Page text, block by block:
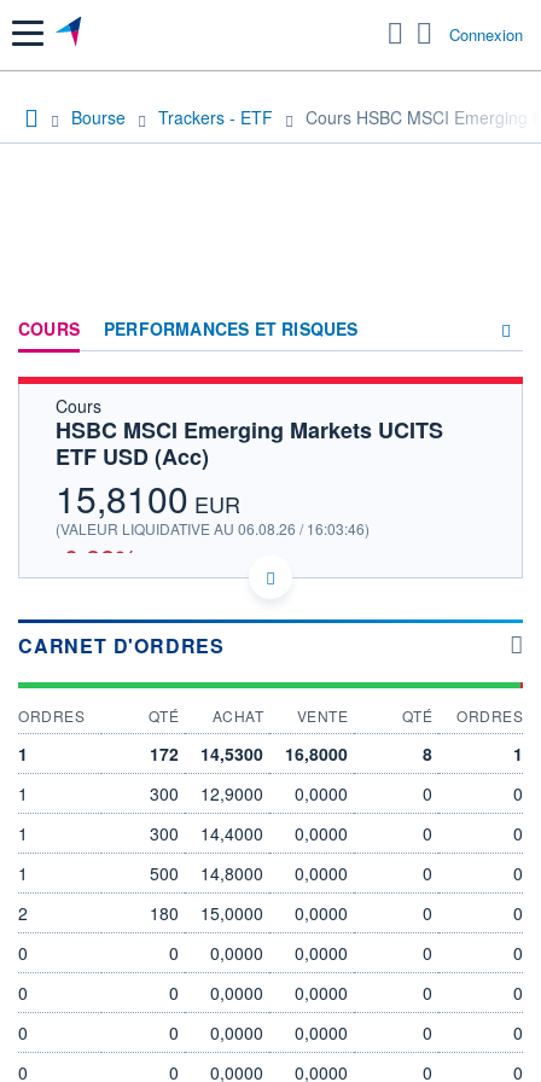
Menu Connexion
Bourse Trackers - ETF Cours HSBC MSCI Emerging
COURS PERFORMANCES ET RISQUES
HISTORIQUE
Cours
HSBC MSCI Emerging Markets UCITS
ETF USD (Acc)
15,8100 EUR
(VALEUR LIQUIDATIVE AU 06.08.26 / 16:03:46)
-0,88%
15.69
IE000KCS7J59 - HSBC Investment Funds
(Luxembourg) S.A.
SOUS-JACENT MSCI EMERGING MARKET
Politique d'exécution
03/08 05/08
INDICE DE RÉFÉRENCE
MSCI EMERGING MARKET
CATÉGORIE MORNINGSTAR
Actions Marchés
Emergents
15,7300
CLÔTURE VEILLE
15,9500
CARNET D'ORDRES
ORDRES QTÉ ACHAT VENTE QTÉ ORDRES
1 172 14,5300 16,8000 8
1
1
300 12,9000 0,0000 0
0
1
300 14,4000 0,0000 0
0
1
500 14,8000 0,0000 0
0
2
180 15,0000 0,0000 0
0
0
0 0,0000 0,0000 0
0
0
0 0,0000 0,0000 0
0
0
0 0,0000 0,0000 0
0
0
0 0,0000 0,0000 0
0